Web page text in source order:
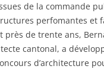
de la commande
perfomantes et
près de trente ans,
cantonal, a
d’architecture